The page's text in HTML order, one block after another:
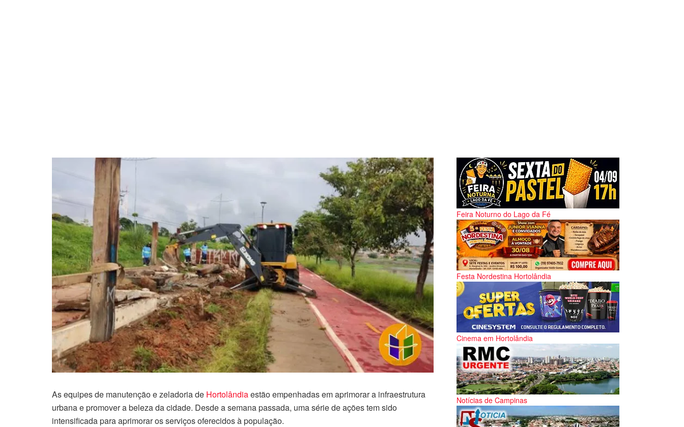
As equipes de manutenção e zeladoria de Hortolândiaestão empenhadas em aprimorar a infraestrutura
urbana e promover a beleza da cidade. Desde a semana passada, uma série de ações tem sido
intensificada para aprimorar os serviços oferecidos à população.
Feira Noturno do Lago da Fé
Festa Nordestina Hortolândia
Cinema em Hortolândia
Notícias de Campinas